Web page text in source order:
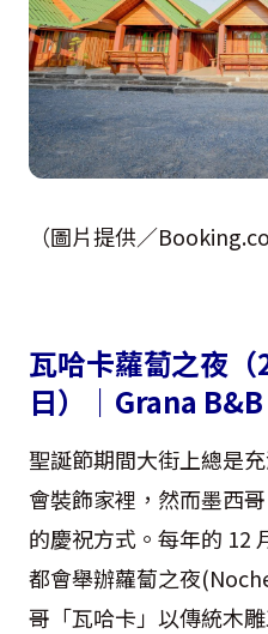
（圖片提供／
瓦哈卡蘿蔔之夜
日）｜Grana B&B
聖誕節期間大街上總是
會裝飾家裡，然而墨西
的慶祝方式。每年的 12
都會舉辦蘿蔔之夜
哥「瓦哈卡」以傳統木